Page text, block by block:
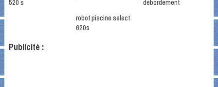
520 s
robot piscine select
620s
debordement
Publicité :